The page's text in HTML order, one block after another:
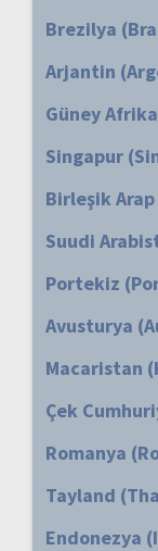
Brezilya
Arjantin
Güney
Singapur
Birleşik
Suudi
Portekiz
Avusturya
Macaristan
Çek
Romanya
Tayland
Endonezya